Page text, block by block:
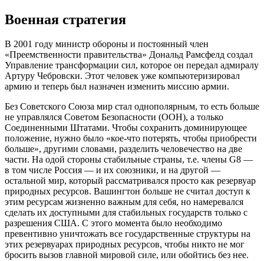
Военная стратегия
В 2001 году министр обороны и постоянный член
«Преемственности правительства» Дональд Рамсфелд создал
Управление трансформации сил, которое он передал адмиралу
Артуру Чебровски. Этот человек уже компьютеризировал
армию и теперь был назначен изменить миссию армии.
Без Советского Союза мир стал однополярным, то есть больше
не управлялся Советом Безопасности (ООН), а только
Соединенными Штатами. Чтобы сохранить доминирующее
положение, нужно было «кое-что потерять, чтобы приобрести
больше», другими словами, разделить человечество на две
части. На одой стороны стабильные страны, т.е. члены G8 —
в том числе Россия — и их союзники, и на другой —
остальной мир, который рассматривался просто как резервуар
природных ресурсов. Вашингтон больше не считал доступ к
этим ресурсам жизненно важным для себя, но намеревался
сделать их доступными для стабильных государств только с
разрешения США. С этого момента было необходимо
превентивно уничтожать все государственные структуры на
этих резервуарах природных ресурсов, чтобы никто не мог
бросить вызов главной мировой силе, или обойтись без нее.